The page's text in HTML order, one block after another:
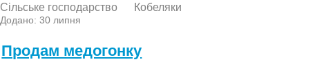
Сільське господарство Кобеляки
Додано: 30 липня
Продам медогонку